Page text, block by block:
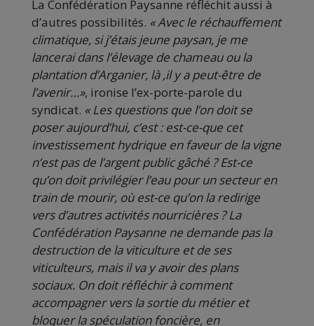
La Confédération Paysanne réfléchit aussi à
d’autres possibilités. « Avec le réchauffement
climatique, si j’étais jeune paysan, je me
lancerai dans l’élevage de chameau ou la
plantation d’Arganier, là ,il y a peut-être de
l’avenir…», ironise l’ex-porte-parole du
syndicat. « Les questions que l’on doit se
poser aujourd’hui, c’est : est-ce-que cet
investissement hydrique en faveur de la vigne
n’est pas de l’argent public gâché ? Est-ce
qu’on doit privilégier l’eau pour un secteur en
train de mourir, où est-ce qu’on la redirige
vers d’autres activités nourricières ? La
Confédération Paysanne ne demande pas la
destruction de la viticulture et de ses
viticulteurs, mais il va y avoir des plans
sociaux. On doit réfléchir à comment
accompagner vers la sortie du métier et
bloquer la spéculation foncière, en